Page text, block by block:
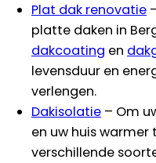
Plat dak renovatie
platte daken in
dakcoating en
levensduur en
verlengen.
Dakisolatie – Om
en uw huis warmer
verschillende